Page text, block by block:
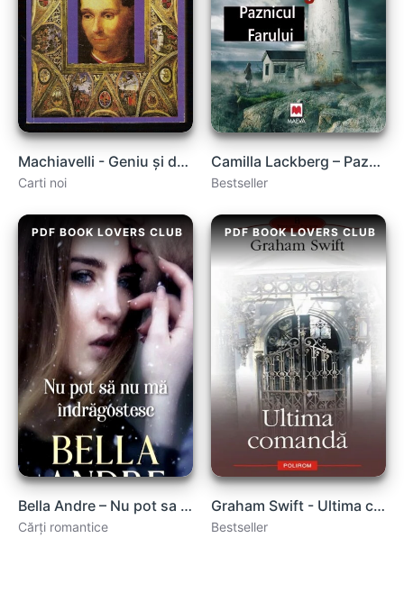
Machiavelli - Geniu și destin .PDF
Carti noi
Camilla Lackberg – Paznicul farului carte .PDF
Bestseller
PDF BOOK LOVERS CLUB
Bella Andre – Nu pot sa nu ma îndrăgostesc (Fam. Sullivan 3).pdf
Cărți romantice
PDF BOOK LOVERS CLUB
Graham Swift - Ultima comandă
Bestseller